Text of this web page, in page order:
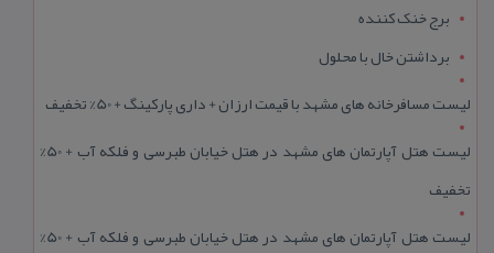
برج خنک کننده
برداشتن خال با محلول
لیست مسافرخانه های مشهد با قیمت ارزان + داری پارکینگ + 50% تخفیف
لیست هتل آپارتمان های مشهد در هتل خیابان طبرسی و فلکه آب + 50%
تخفیف
لیست هتل آپارتمان های مشهد در هتل خیابان طبرسی و فلکه آب + 50%